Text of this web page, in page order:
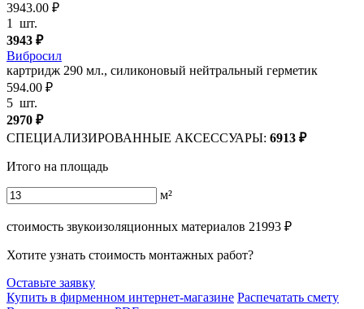
3943.00 ₽
1 шт.
3943 ₽
Вибросил
картридж 290 мл., силиконовый нейтральный герметик
594.00 ₽
5 шт.
2970 ₽
СПЕЦИАЛИЗИРОВАННЫЕ АКСЕССУАРЫ: 6913 ₽
Итого на площадь
м²
стоимость звукоизоляционных материалов 21993 ₽
Хотите узнать стоимость монтажных работ?
Оставьте заявку
Купить в фирменном интернет-магазине Распечатать смету